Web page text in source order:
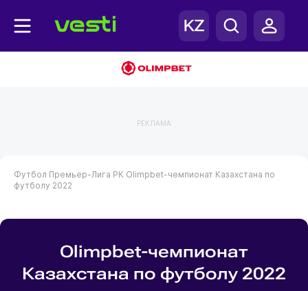
РЕКЛАМА
Футбол Премьер-Лига РК Olimpbet-чемпионат Казахстана по
футболу 2022
Olimpbet-чемпионат
Казахстана по футболу 2022